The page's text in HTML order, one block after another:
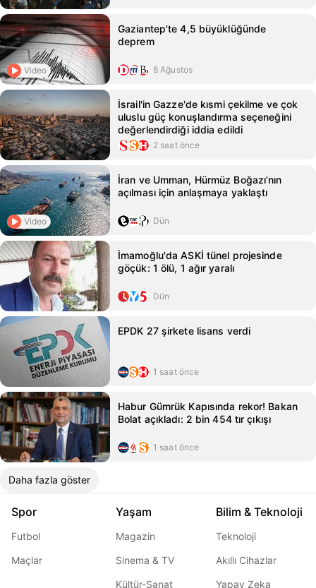
Video
Gaziantep'te 4,5 büyüklüğünde
deprem
8 Ağustos
İsrail'in Gazze'de kısmi çekilme ve çok
uluslu güç konuşlandırma seçeneğini
değerlendirdiği iddia edildi
2 saat önce
Video
İran ve Umman, Hürmüz Boğazı’nın
açılması için anlaşmaya yaklaştı
Dün
İmamoğlu'da ASKİ tünel projesinde
göçük: 1 ölü, 1 ağır yaralı
Dün
EPDK 27 şirkete lisans verdi
1 saat önce
Habur Gümrük Kapısında rekor! Bakan
Bolat açıkladı: 2 bin 454 tır çıkışı
1 saat önce
Daha fazla göster
Spor
Futbol
Maçlar
Yaşam
Magazin
Sinema & TV
Kültür-Sanat
Bilim & Teknoloji
Teknoloji
Akıllı Cihazlar
Yapay Zeka